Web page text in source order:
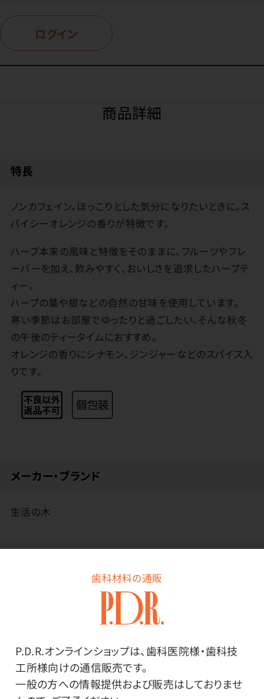
歯科材料の通販
P.D.R.オンラインショップは、歯科医院様・歯科技
工所様向けの通信販売です。
一般の方への情報提供および販売はしておりませ
ログイン
商品詳細
特長
ノンカフェイン。ほっこりとした気分になりたいときに。ス
パイシーオレンジの香りが特徴です。
ハーブ本来の風味と特徴をそのままに、フルーツやフレ
ーバーを加え、飲みやすく、おいしさを追求したハーブテ
ィー。
ハーブの葉や根などの自然の甘味を使用しています。
寒い季節はお部屋でゆったりと過ごしたい、そんな秋冬
の午後のティータイムにおすすめ。
オレンジの香りにシナモン、ジンジャーなどのスパイス入
りです。
メーカー・ブランド
生活の木
●原材料／エキナセア、アップル、ローズヒップ、ブラック
ベリーリーフ、シナモン、ハイビスカス、ジンジャー、オレ
ンジピール、クローブ、チコリールート、香料、クエン酸
●お召し上がり方
ホットの場合
温めたカップにティーバッグを入れ、沸騰させたお湯を
注ぎ、5～6分おいてからお飲みください。